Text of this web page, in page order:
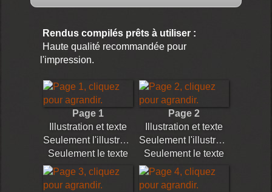
Rendus compilés prêts à utiliser :
Haute qualité recommandée pour
l'impression.
Page 1
Illustration et texte
Seulement l'illustration
Seulement le texte
Page 2
Illustration et texte
Seulement l'illustration
Seulement le texte